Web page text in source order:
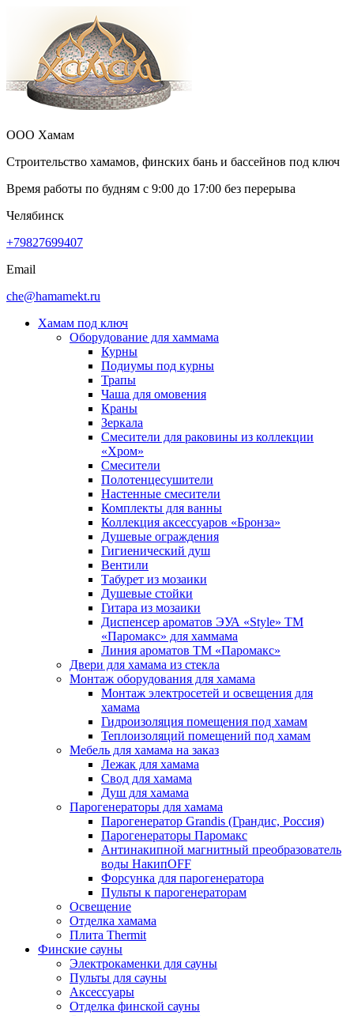
ООО Хамам
Строительство хамамов, финских бань и бассейнов под ключ
Время работы по будням с 9:00 до 17:00 без перерыва
Челябинск
+79827699407
Email
che@hamamekt.ru
Хамам под ключ
Оборудование для хаммама
Курны
Подиумы под курны
Трапы
Чаша для омовения
Краны
Зеркала
Смесители для раковины из коллекции
«Хром»
Смесители
Полотенцесушители
Настенные смесители
Комплекты для ванны
Коллекция аксессуаров «Бронза»
Душевые ограждения
Гигиенический душ
Вентили
Табурет из мозаики
Душевые стойки
Гитара из мозаики
Диспенсер ароматов ЭУА «Style» ТМ
«Паромакс» для хаммама
Линия ароматов ТМ «Паромакс»
Двери для хамама из стекла
Монтаж оборудования для хамама
Монтаж электросетей и освещения для
хамама
Гидроизоляция помещения под хамам
Теплоизоляций помещений под хамам
Мебель для хамама на заказ
Лежак для хамама
Свод для хамама
Душ для хамама
Парогенераторы для хамама
Парогенератор Grandis (Грандис, Россия)
Парогенераторы Паромакс
Антинакипной магнитный преобразователь
воды НакипOFF
Форсунка для парогенератора
Пульты к парогенераторам
Освещение
Отделка хамама
Плита Thermit
Финские сауны
Электрокаменки для сауны
Пульты для сауны
Аксессуары
Отделка финской сауны